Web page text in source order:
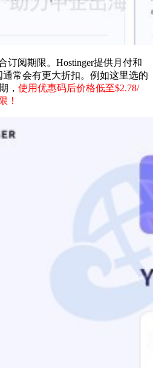
订阅期限。Hostinger提供月付和
常会有更大折扣。例如这里选的
， 使用优惠码后价格低至$2.78/
！